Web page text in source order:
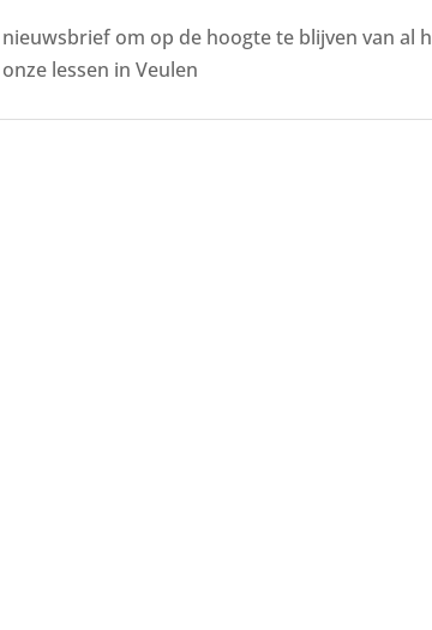
om op de hoogte te blijven van al
lessen in Veulen